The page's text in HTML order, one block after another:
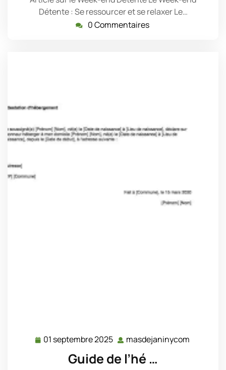
Détente : Se ressourcer et se relaxer Le…
0 Commentaires
01 septembre 2025 01
septembre
2025
masdejaninycom
Guide de l’hé …